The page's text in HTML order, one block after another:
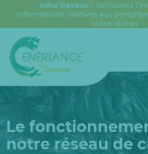
Infos travaux : Retrouvez
informations relatives aux
notre réseau
Le
notre réseau de